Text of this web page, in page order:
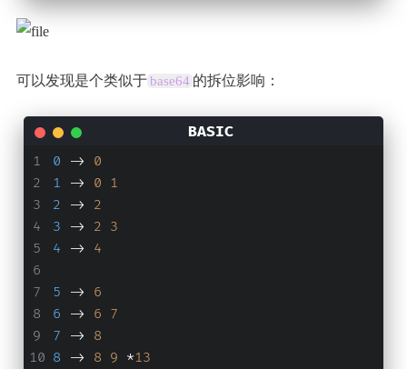
可以发现是个类似于base64 的拆位影响：
0 -> 0
1
-> 0
1
2
-> 2
3
-> 2 3
4
-> 4
5 -> 6
6
-> 6 7
7
-> 8
8
-> 8 9 *13